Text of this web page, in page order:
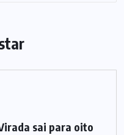
sai para oito